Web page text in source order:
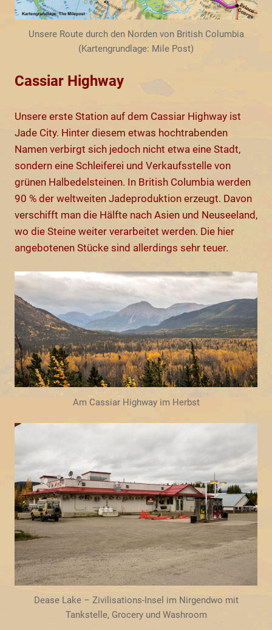
Unsere Route durch den Norden von British Columbia
(Kartengrundlage: Mile Post)
Cassiar Highway
Unsere erste Station auf dem Cassiar Highway ist
Jade City. Hinter diesem etwas hochtrabenden
Namen verbirgt sich jedoch nicht etwa eine Stadt,
sondern eine Schleiferei und Verkaufsstelle von
grünen Halbedelsteinen. In British Columbia werden
90 % der weltweiten Jadeproduktion erzeugt. Davon
verschifft man die Hälfte nach Asien und Neuseeland,
wo die Steine weiter verarbeitet werden. Die hier
angebotenen Stücke sind allerdings sehr teuer.
Am Cassiar Highway im Herbst
Dease Lake – Zivilisations-Insel im Nirgendwo mit
Tankstelle, Grocery und Washroom